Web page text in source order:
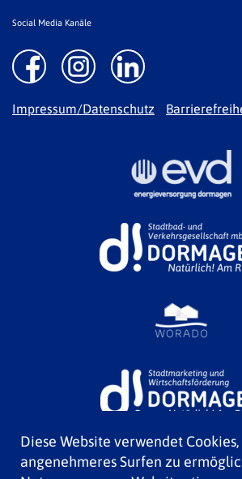
Diese Website verwendet
angenehmeres Surfen zu
Social Media Kanäle
Impressum/Datenschutz